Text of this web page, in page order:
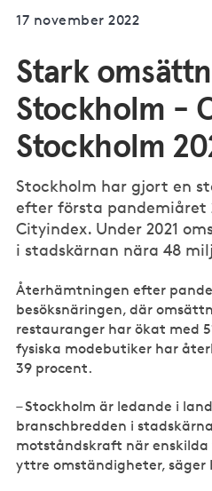
17 november 2022
Stark
Stockholm -
Stockholm
Stockholm har gjort en
efter första pandemiåret
Cityindex. Under 2021
i stadskärnan nära 48
Återhämtningen efter
besöksnäringen, där
restauranger har ökat med
fysiska modebutiker har
39 procent.
– Stockholm är ledande i
branschbredden i
motståndskraft när enskilda
yttre omständigheter, säger